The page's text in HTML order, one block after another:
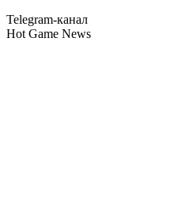
Telegram-канал
Hot Game News